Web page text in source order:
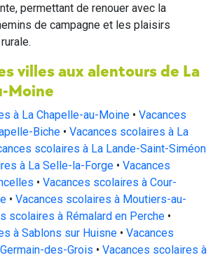
permettant de renouer avec la
de campagne et les plaisirs
villes aux alentours de La
Moine
à La Chapelle-au-Moine • Vacances
Biche • Vacances scolaires à La
scolaires à La Lande-Saint-Siméon
à La Selle-la-Forge • Vacances
• Vacances scolaires à Cour-
• Vacances scolaires à Moutiers-au-
scolaires à Rémalard en Perche •
à Sablons sur Huisne • Vacances
des-Grois • Vacances scolaires à